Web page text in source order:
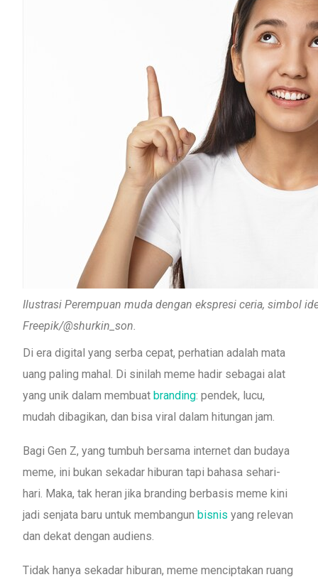
Ilustrasi Perempuan muda dengan ekspresi ceria, simbol
Freepik/@shurkin_son.
Di era digital yang serba cepat, perhatian adalah mata
uang paling mahal. Di sinilah meme hadir sebagai alat
yang unik dalam membuatbranding: pendek, lucu,
mudah dibagikan, dan bisa viral dalam hitungan jam.
Bagi Gen Z, yang tumbuh bersama internet dan budaya
meme, ini bukan sekadar hiburan tapi bahasa sehari-
hari. Maka, tak heran jika branding berbasis meme kini
jadi senjata baru untuk membangunbisnis yang relevan
dan dekat dengan audiens.
Tidak hanya sekadar hiburan, meme menciptakan ruang